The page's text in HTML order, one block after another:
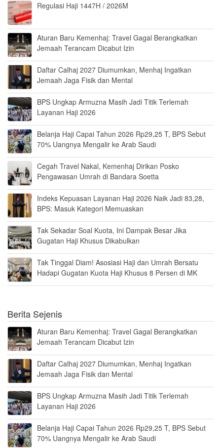
Regulasi Haji 1447H / 2026M
Aturan Baru Kemenhaj: Travel Gagal Berangkatkan
Jemaah Terancam Dicabut Izin
Daftar Calhaj 2027 Diumumkan, Menhaj Ingatkan
Jemaah Jaga Fisik dan Mental
BPS Ungkap Armuzna Masih Jadi Titik Terlemah
Layanan Haji 2026
Belanja Haji Capai Tahun 2026 Rp29,25 T, BPS Sebut
70% Uangnya Mengalir ke Arab Saudi
Cegah Travel Nakal, Kemenhaj Dirikan Posko
Pengawasan Umrah di Bandara Soetta
Indeks Kepuasan Layanan Haji 2026 Naik Jadi 83,28,
BPS: Masuk Kategori Memuaskan
Tak Sekadar Soal Kuota, Ini Dampak Besar Jika
Gugatan Haji Khusus Dikabulkan
Tak Tinggal Diam! Asosiasi Haji dan Umrah Bersatu
Hadapi Gugatan Kuota Haji Khusus 8 Persen di MK
Berita Sejenis
Aturan Baru Kemenhaj: Travel Gagal Berangkatkan
Jemaah Terancam Dicabut Izin
Daftar Calhaj 2027 Diumumkan, Menhaj Ingatkan
Jemaah Jaga Fisik dan Mental
BPS Ungkap Armuzna Masih Jadi Titik Terlemah
Layanan Haji 2026
Belanja Haji Capai Tahun 2026 Rp29,25 T, BPS Sebut
70% Uangnya Mengalir ke Arab Saudi